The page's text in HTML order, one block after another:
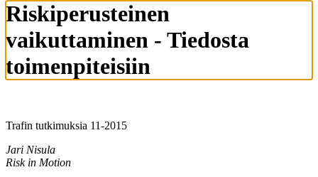
Riskiperusteinen
vaikuttaminen - Tiedosta
toimenpiteisiin
Trafin tutkimuksia 11-2015
Jari Nisula
Risk in Motion